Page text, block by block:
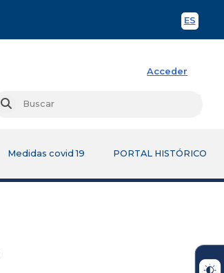
ES
Acceder
Buscar
Medidas covid 19 PORTAL HISTÓRICO